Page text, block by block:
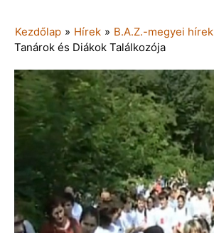
Kezdőlap » Hírek » B.A.Z.-megyei hírek
Tanárok és Diákok Találkozója